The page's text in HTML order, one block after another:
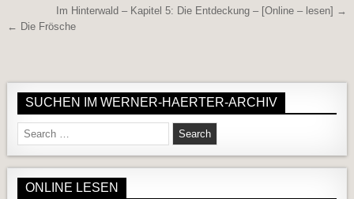
Beitragsnavigation
Im Hinterwald – Kapitel 5: Die Entdeckung – [Online – lesen] →
← Die Frösche
SUCHEN IM WERNER-HAERTER-ARCHIV
Search for:
ONLINE LESEN